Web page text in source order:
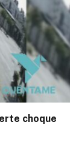
choque